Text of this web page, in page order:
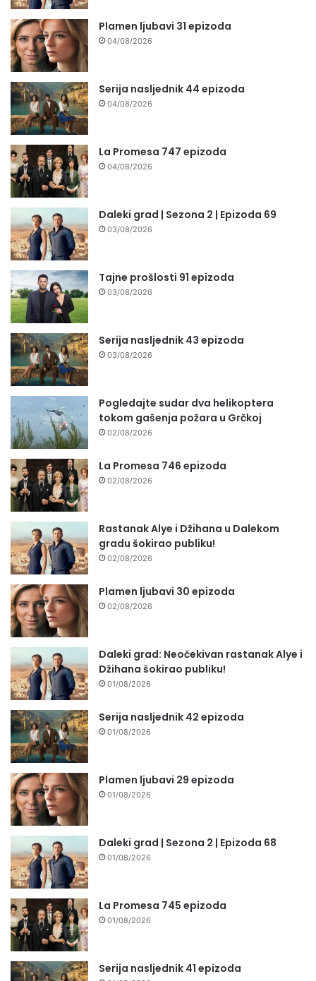
Plamen ljubavi 31 epizoda
04/08/2026
Serija nasljednik 44 epizoda
04/08/2026
La Promesa 747 epizoda
04/08/2026
Daleki grad | Sezona 2 | Epizoda 69
03/08/2026
Tajne prošlosti 91 epizoda
03/08/2026
Serija nasljednik 43 epizoda
03/08/2026
Pogledajte sudar dva helikoptera
tokom gašenja požara u Grčkoj
02/08/2026
La Promesa 746 epizoda
02/08/2026
Rastanak Alye i Džihana u Dalekom
gradu šokirao publiku!
02/08/2026
Plamen ljubavi 30 epizoda
02/08/2026
Daleki grad: Neočekivan rastanak Alye i
Džihana šokirao publiku!
01/08/2026
Serija nasljednik 42 epizoda
01/08/2026
Plamen ljubavi 29 epizoda
01/08/2026
Daleki grad | Sezona 2 | Epizoda 68
01/08/2026
La Promesa 745 epizoda
01/08/2026
Serija nasljednik 41 epizoda